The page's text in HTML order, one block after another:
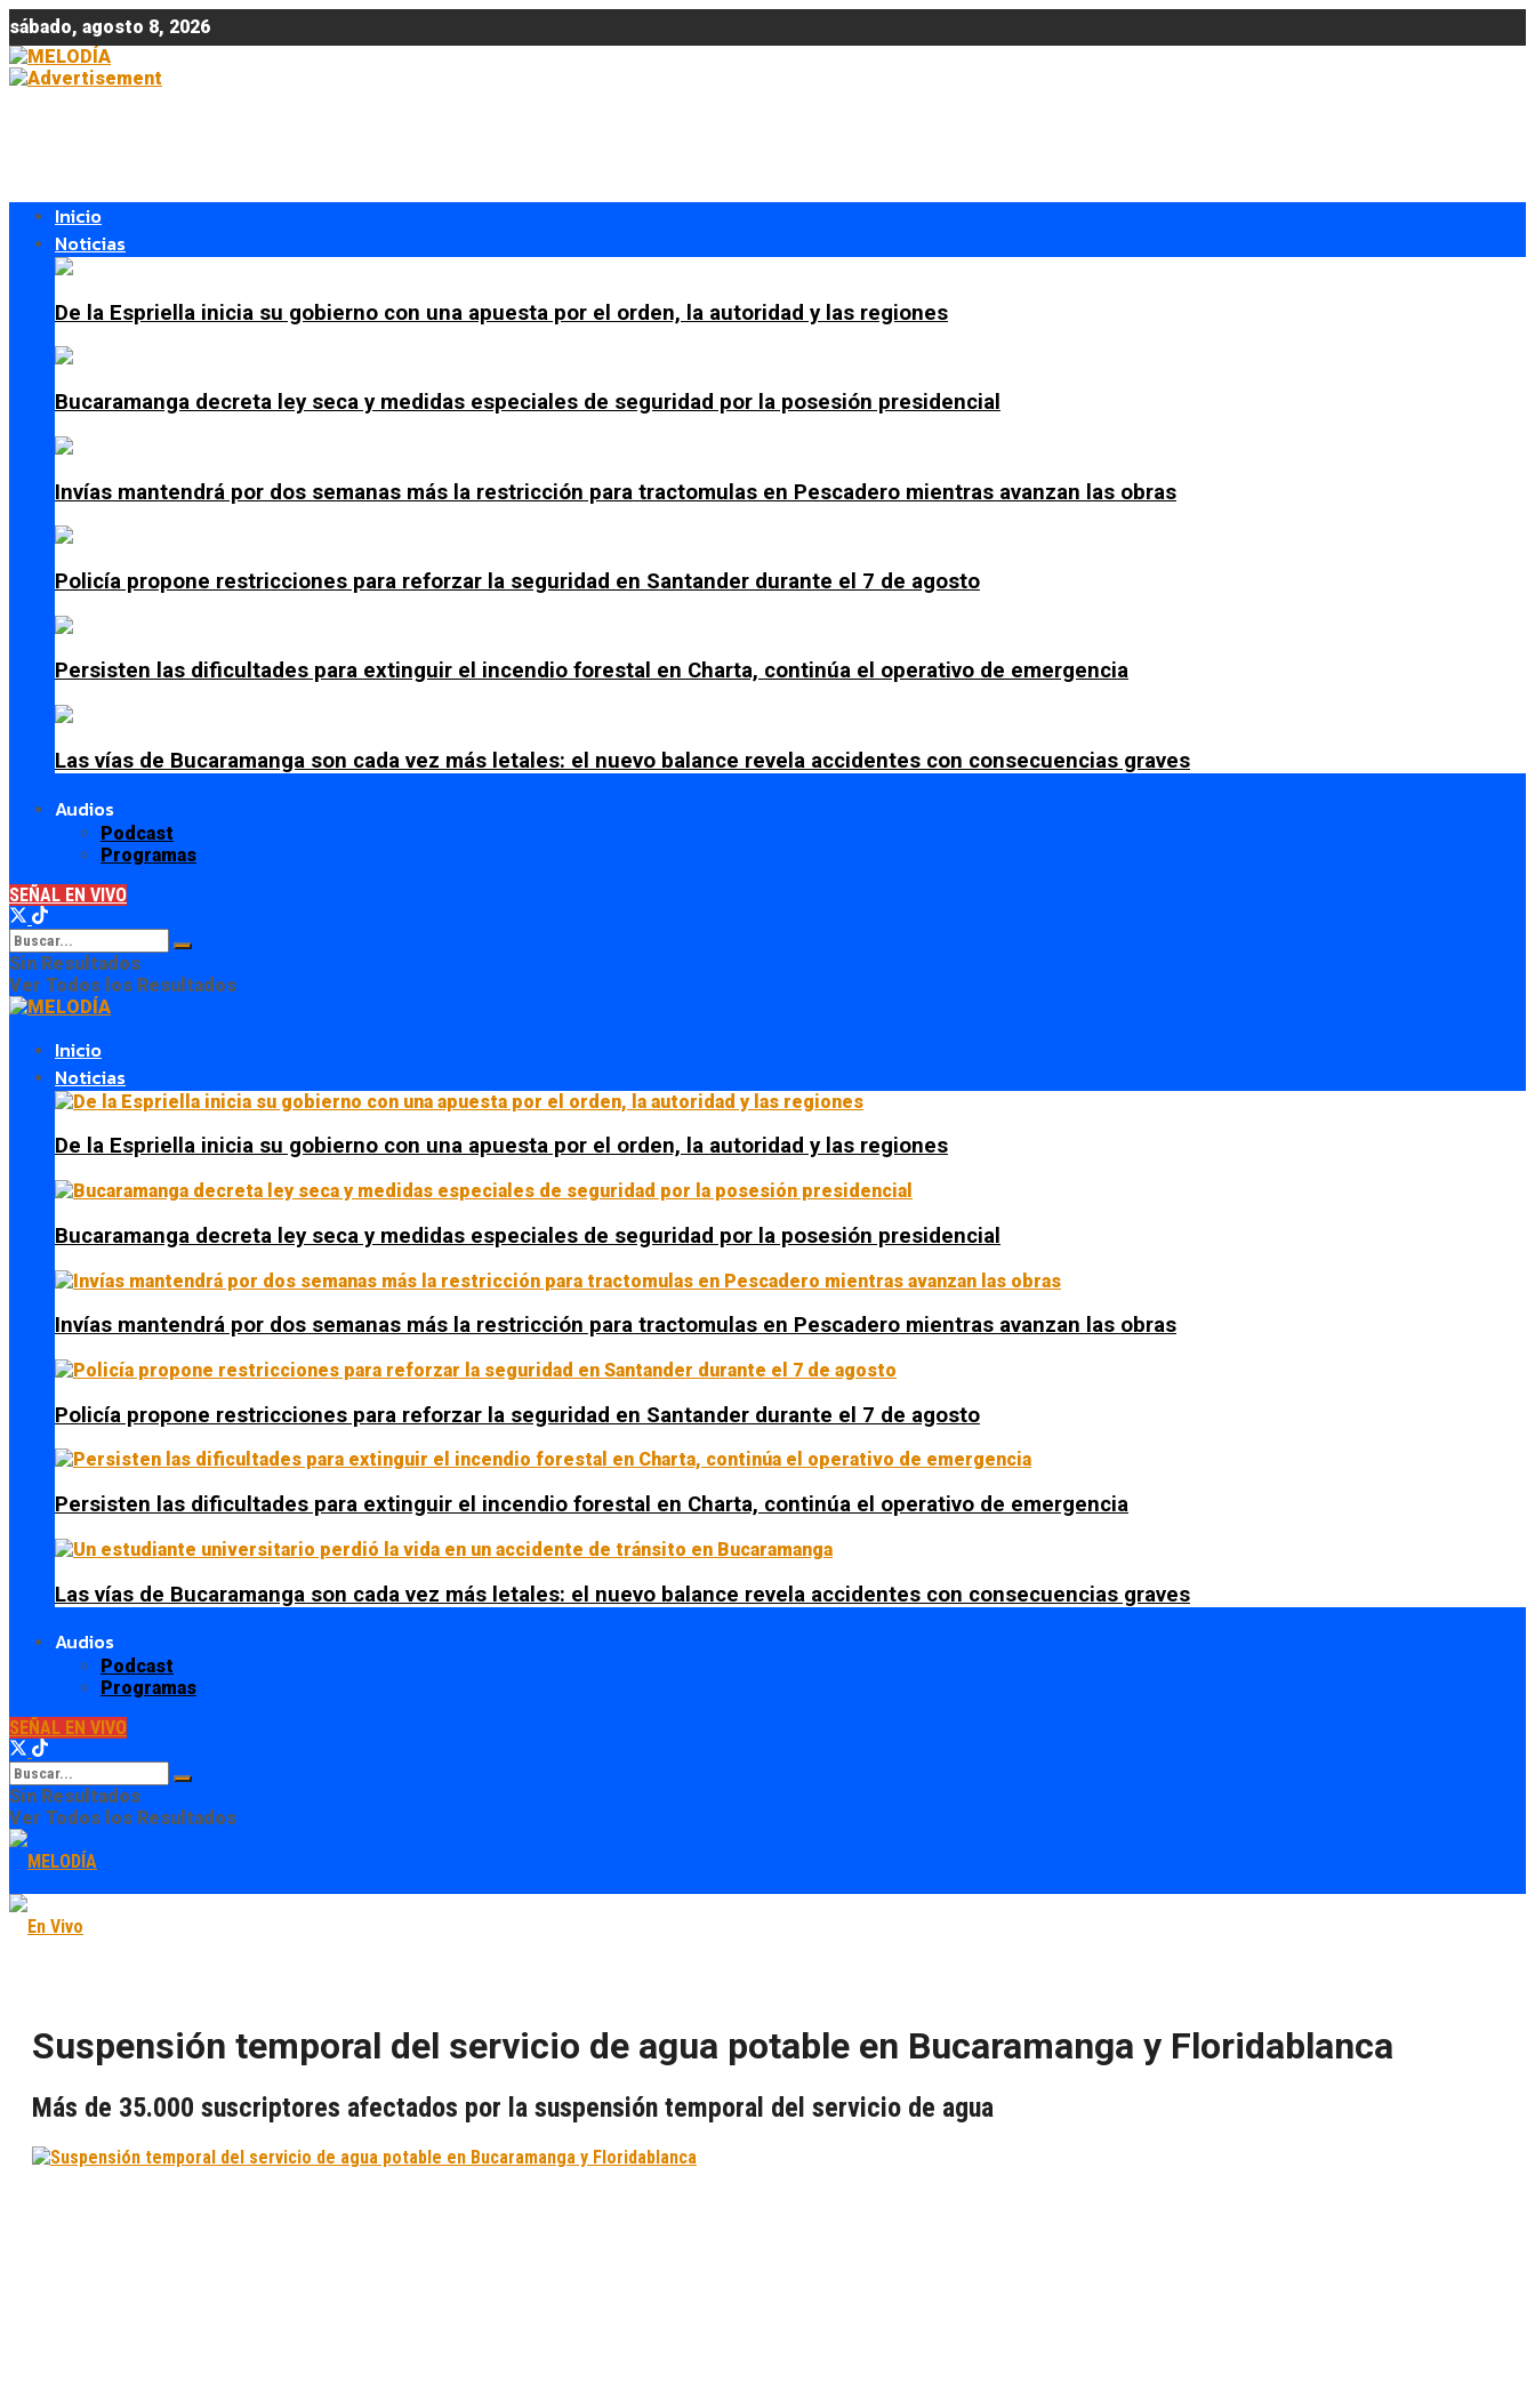
sábado, agosto 8, 2026
Inicio
Noticias
De la Espriella inicia su gobierno con una apuesta por el orden, la autoridad y las regiones
Bucaramanga decreta ley seca y medidas especiales de seguridad por la posesión presidencial
Invías mantendrá por dos semanas más la restricción para tractomulas en Pescadero mientras avanzan las obras
Policía propone restricciones para reforzar la seguridad en Santander durante el 7 de agosto
Persisten las dificultades para extinguir el incendio forestal en Charta, continúa el operativo de emergencia
Las vías de Bucaramanga son cada vez más letales: el nuevo balance revela accidentes con consecuencias graves
Audios
Podcast
Programas
SEÑAL EN VIVO
Sin Resultados
Ver Todos los Resultados
Inicio
Noticias
De la Espriella inicia su gobierno con una apuesta por el orden, la autoridad y las regiones
Bucaramanga decreta ley seca y medidas especiales de seguridad por la posesión presidencial
Invías mantendrá por dos semanas más la restricción para tractomulas en Pescadero mientras avanzan las obras
Policía propone restricciones para reforzar la seguridad en Santander durante el 7 de agosto
Persisten las dificultades para extinguir el incendio forestal en Charta, continúa el operativo de emergencia
Las vías de Bucaramanga son cada vez más letales: el nuevo balance revela accidentes con consecuencias graves
Audios
Podcast
Programas
SEÑAL EN VIVO
Sin Resultados
Ver Todos los Resultados
Suspensión temporal del servicio de agua potable en Bucaramanga y Floridablanca
Más de 35.000 suscriptores afectados por la suspensión temporal del servicio de agua